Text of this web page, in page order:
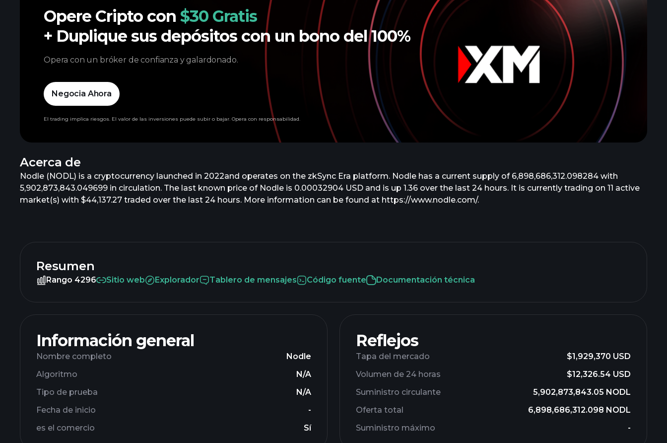
Acerca de
Nodle (NODL) is a cryptocurrency launched in 2022and operates on the zkSync Era platform. Nodle has a current supply of 6,898,686,312.098284 with
5,902,873,843.049699 in circulation. The last known price of Nodle is 0.00032904 USD and is up 1.36 over the last 24 hours. It is currently trading on 11 active
market(s) with $44,137.27 traded over the last 24 hours. More information can be found at https://www.nodle.com/.
Resumen
Rango 4296 Sitio web Explorador Tablero de mensajes Código fuente Documentación técnica
Información general
Nombre completo
Nodle
Algoritmo
N/A
Tipo de prueba
N/A
Fecha de inicio
-
es el comercio
Sí
Reflejos
Tapa del mercado
$1,929,370 USD
Volumen de 24 horas
$12,326.54 USD
Suministro circulante
5,902,873,843.05 NODL
Oferta total
6,898,686,312.098 NODL
Suministro máximo
-
Opere Cripto con $30 Gratis
+ Duplique sus depósitos con un bono del 100%
Opera con un bróker de confianza y galardonado.
Negocia Ahora
El trading implica riesgos. El valor de las inversiones puede subir o bajar. Opera con responsabilidad.